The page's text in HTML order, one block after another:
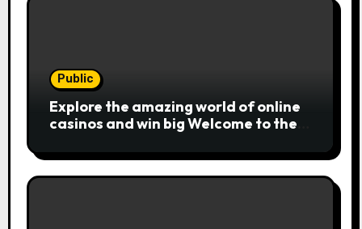
Public
Explore the amazing world of online
casinos and win big Welcome to the
where players c